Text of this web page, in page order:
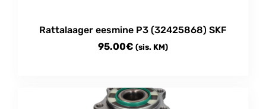
Rattalaager eesmine P3 (32425868) SKF
95.00€ (sis. KM)